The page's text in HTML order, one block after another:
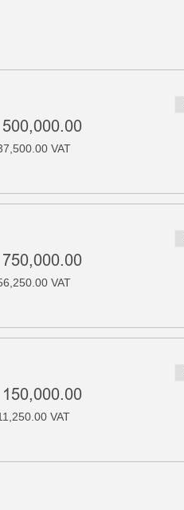
VAT
VAT
VAT